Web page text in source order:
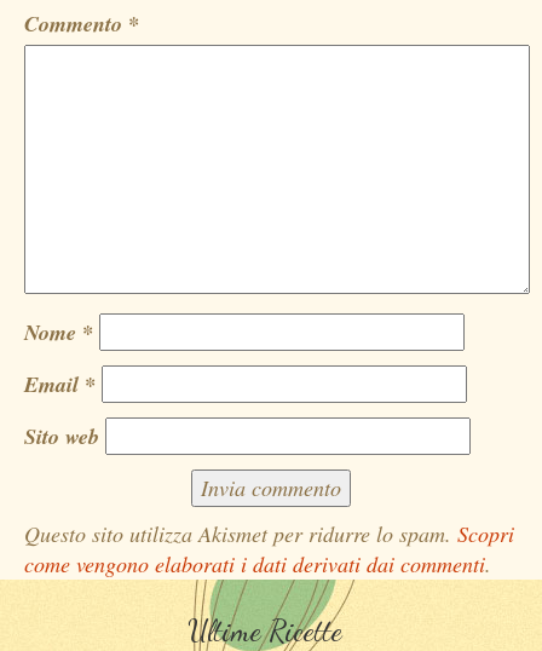
Commento *
Nome *
Email *
Sito web
Questo sito utilizza Akismet per ridurre lo spam. Scopri
come vengono elaborati i dati derivati dai commenti.
Ultime Ricette